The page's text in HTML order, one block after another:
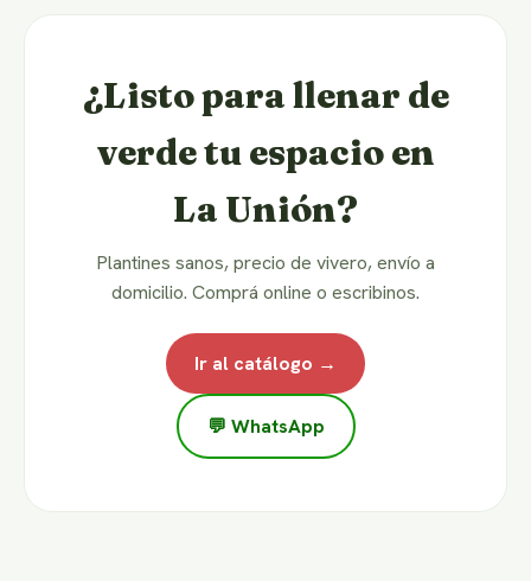
¿Listo para llenar de
verde tu espacio en
La Unión?
Plantines sanos, precio de vivero, envío a
domicilio. Comprá online o escribinos.
Ir al catálogo →
💬 WhatsApp